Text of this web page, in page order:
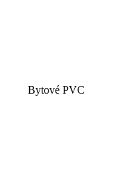
Bytové PVC